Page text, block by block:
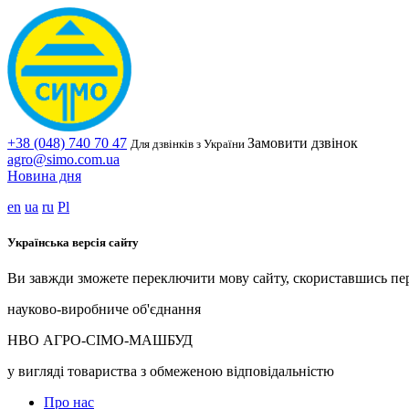
+38 (048) 740 70 47 Для дзвінків з України Замовити дзвінок
agro@simo.com.ua
Новина дня
en ua ru Pl
Українська версія сайту
Ви завжди зможете переключити мову сайту, скориставшись
науково-виробниче об'єднання
НВО АГРО-СІМО-МАШБУД
у вигляді товариства з обмеженою відповідальністю
Про нас